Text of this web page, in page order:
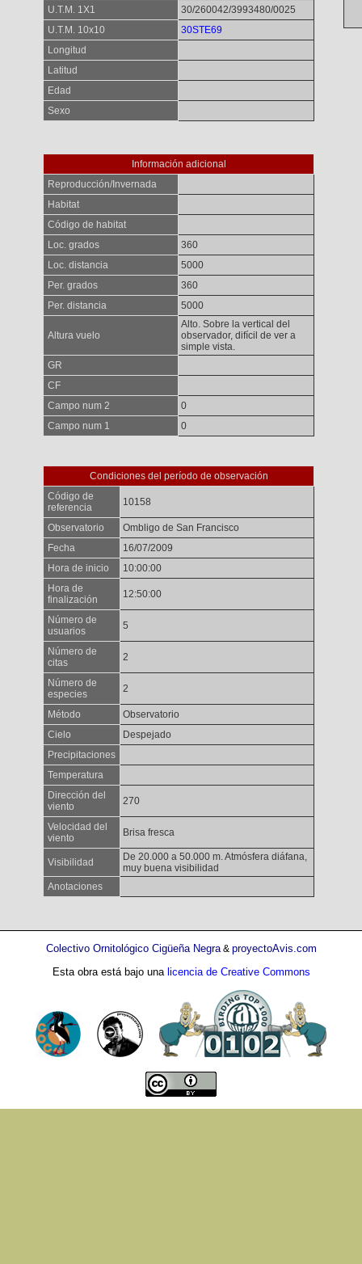
U.T.M. 1X1
30/260042/3993480/0025
U.T.M. 10x10
30STE69
Longitud
Latitud
Edad
Sexo
Información adicional
Reproducción/Invernada
Habitat
Código de habitat
Loc. grados
360
Loc. distancia
5000
Per. grados
360
Per. distancia
5000
Altura vuelo
Alto. Sobre la vertical del
observador, difícil de ver a
simple vista.
GR
CF
Campo num 2
0
Campo num 1
0
Condiciones del período de observación
Código de
referencia
10158
Observatorio
Ombligo de San Francisco
Fecha
16/07/2009
Hora de inicio
10:00:00
Hora de
finalización
12:50:00
Número de
usuarios
5
Número de
citas
2
Número de
especies
2
Método
Observatorio
Cielo
Despejado
Precipitaciones
Temperatura
Dirección del
viento
270
Velocidad del
viento
Brisa fresca
Visibilidad
De 20.000 a 50.000 m. Atmósfera diáfana,
muy buena visibilidad
Anotaciones
Colectivo Ornitológico Cigüeña Negra& proyectoAvis.com
Esta obra está bajo una licencia de Creative Commons